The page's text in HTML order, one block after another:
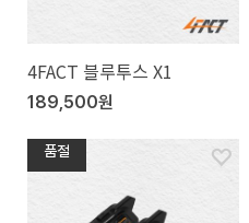
4FACT 블루투스 X1
189,500원
품절